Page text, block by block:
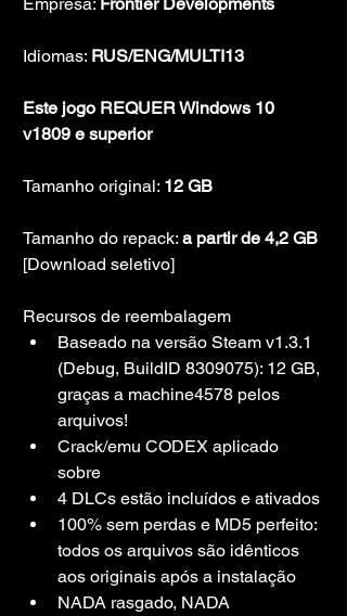
Idiomas: RUS/ENG/MULTI13
Este jogo REQUER Windows 10
v1809 e superior
Tamanho original: 12 GB
Tamanho do repack: a partir de 4,2 GB
[Download seletivo]
Recursos de reembalagem
Baseado na versão Steam v1.3.1
(Debug, BuildID 8309075): 12 GB,
graças a machine4578 pelos
arquivos!
Crack/emu CODEX aplicado
sobre
4 DLCs estão incluídos e ativados
100% sem perdas e MD5 perfeito:
todos os arquivos são idênticos
aos originais após a instalação
NADA rasgado, NADA